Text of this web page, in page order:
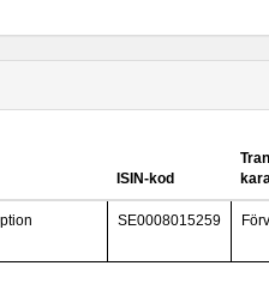
ISIN-kod
SE0008015259